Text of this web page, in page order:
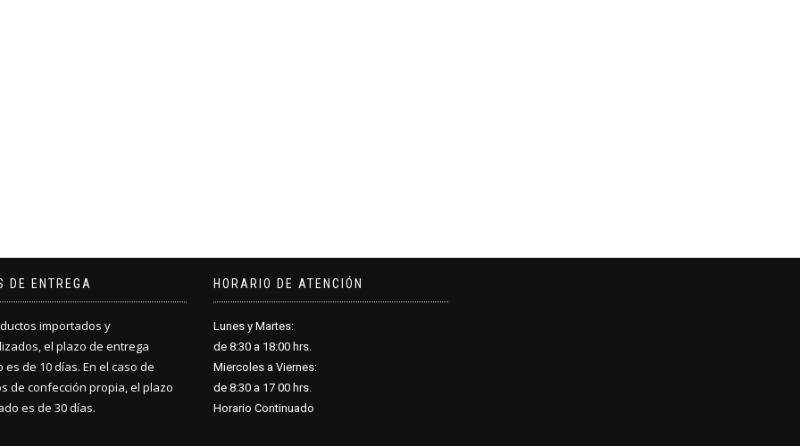
DE ENTREGA
importados y
el plazo de entrega
es de 10 días. En el caso de
de confección propia, el plazo
es de 30 días.
HORARIO DE ATENCIÓN
Lunes y Martes:
de 8:30 a 18:00 hrs.
Miercoles a Viernes:
de 8:30 a 17 00 hrs.
Horario Continuado